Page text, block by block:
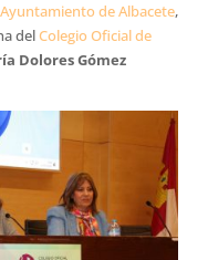
de Albacete,
delColegio Oficial de
Dolores Gómez